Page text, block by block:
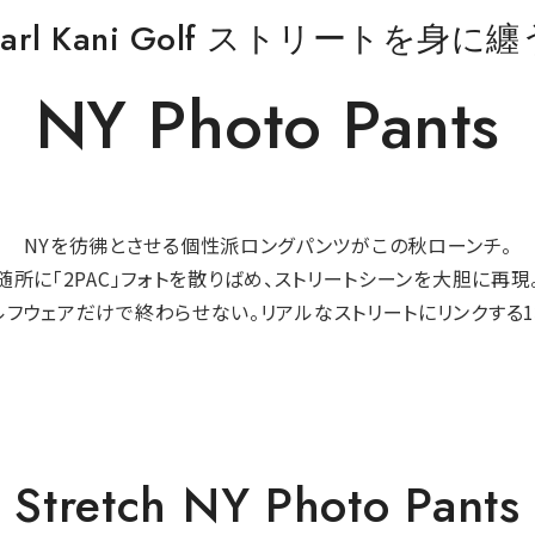
Kani Golf ストリートを身に纏
NY Photo Pants
NYを彷彿とさせる個性派ロングパンツがこの秋ローンチ。
所に「2PAC」フォトを散りばめ、ストリートシーンを大胆に再現
ウェアだけで終わらせない。リアルなストリートにリンクする1
Stretch NY Photo Pants